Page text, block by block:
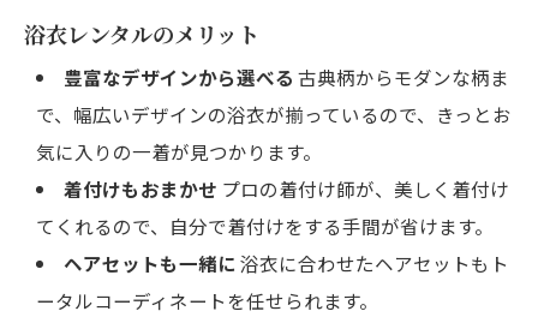
浴衣レンタルのメリット
豊富なデザインから選べる 古典柄からモダンな柄ま
で、幅広いデザインの浴衣が揃っているので、きっとお
気に入りの一着が見つかります。
着付けもおまかせ プロの着付け師が、美しく着付け
てくれるので、自分で着付けをする手間が省けます。
ヘアセットも一緒に 浴衣に合わせたヘアセットもト
ータルコーディネートを任せられます。